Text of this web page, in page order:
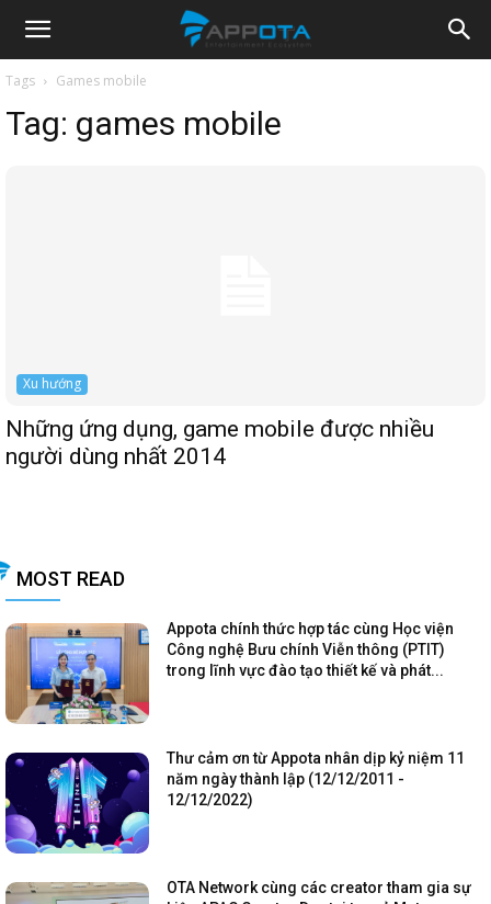
Appota
News
Tags Games mobile
Tag: games mobile
Xu hướng
Những ứng dụng, game mobile được nhiều
người dùng nhất 2014
MOST READ
Appota chính thức hợp tác cùng Học viện
Công nghệ Bưu chính Viễn thông (PTIT)
trong lĩnh vực đào tạo thiết kế và phát...
Thư cảm ơn từ Appota nhân dịp kỷ niệm 11
năm ngày thành lập (12/12/2011 -
12/12/2022)
OTA Network cùng các creator tham gia sự